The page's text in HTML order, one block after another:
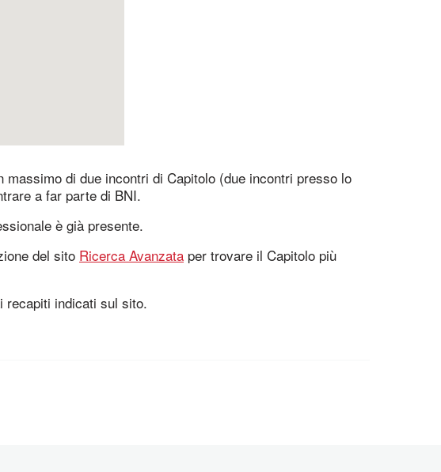
di due incontri di Capitolo (due incontri presso lo
a far parte di BNI.
è già presente.
del sito Ricerca Avanzata per trovare il Capitolo più
recapiti indicati sul sito.